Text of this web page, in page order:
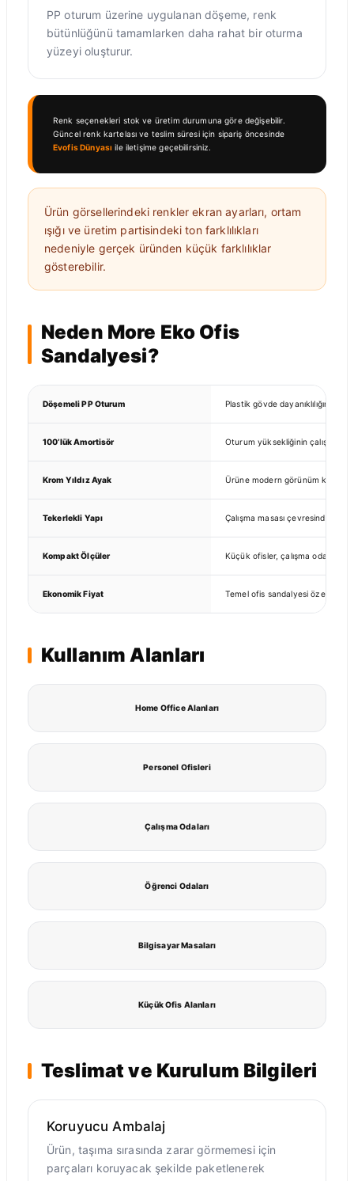
PP oturum üzerine uygulanan döşeme, renk
bütünlüğünü tamamlarken daha rahat bir oturma
yüzeyi oluşturur.
Renk seçenekleri stok ve üretim durumuna göre değişebilir.
Güncel renk kartelası ve teslim süresi için sipariş öncesinde
Evofis Dünyası ile iletişime geçebilirsiniz.
Ürün görsellerindeki renkler ekran ayarları, ortam
ışığı ve üretim partisindeki ton farklılıkları
nedeniyle gerçek üründen küçük farklılıklar
gösterebilir.
Neden More Eko Ofis
Sandalyesi?
Döşemeli PP Oturum Plastik gövde dayanıklılığını
100’lük Amortisör Oturum yüksekliğinin çalışma
Krom Yıldız Ayak Ürüne modern görünüm
Tekerlekli Yapı Çalışma masası çevresinde
Kompakt Ölçüler Küçük ofisler, çalışma odaları ve
Ekonomik Fiyat Temel ofis sandalyesi
Kullanım Alanları
Home Office Alanları
Personel Ofisleri
Çalışma Odaları
Öğrenci Odaları
Bilgisayar Masaları
Küçük Ofis Alanları
Teslimat ve Kurulum Bilgileri
Koruyucu Ambalaj
Ürün, taşıma sırasında zarar görmemesi için
parçaları koruyacak şekilde paketlenerek